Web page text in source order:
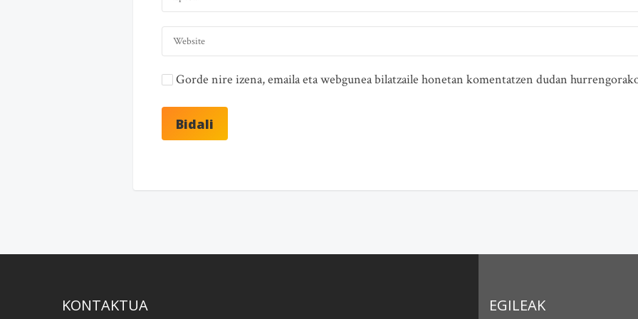
Gorde nire izena, emaila eta webgunea bilatzaile honetan komentatzen dudan
KONTAKTUA EGILEAK